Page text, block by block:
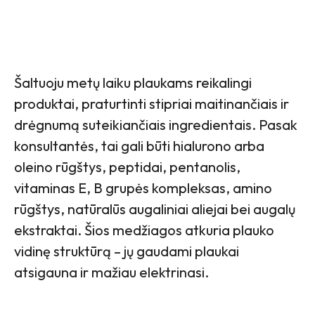
Šaltuoju metų laiku plaukams reikalingi
produktai, praturtinti stipriai maitinančiais ir
drėgnumą suteikiančiais ingredientais. Pasak
konsultantės, tai gali būti hialurono arba
oleino rūgštys, peptidai, pentanolis,
vitaminas E, B grupės kompleksas, amino
rūgštys, natūralūs augaliniai aliejai bei augalų
ekstraktai. Šios medžiagos atkuria plauko
vidinę struktūrą – jų gaudami plaukai
atsigauna ir mažiau elektrinasi.